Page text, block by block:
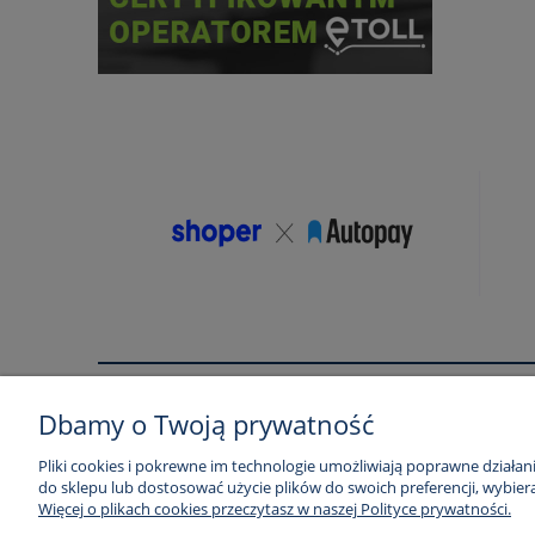
Regulamin
Zwroty i reklamacje
Regulamin usług pozycjonowania
Twoje zamówienia
Ustawienia konta
Przechowalnia
Dbamy o Twoją prywatność
Pliki cookies i pokrewne im technologie umożliwiają poprawne
do sklepu lub dostosować użycie plików do swoich preferencji,
Więcej o plikach cookies przeczytasz w naszej Polityce prywatności.